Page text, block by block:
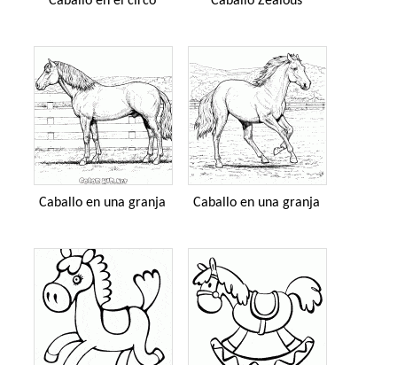
Caballo en una granja Caballo en una granja